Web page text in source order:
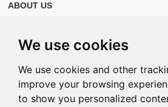
We use cookies
We use cookies and other
improve your browsing
to show you personalized
ABOUT US
Contacts